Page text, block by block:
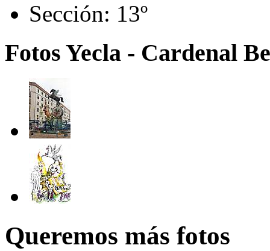
Sección: 13º
Fotos Yecla - Cardenal
Queremos más fotos